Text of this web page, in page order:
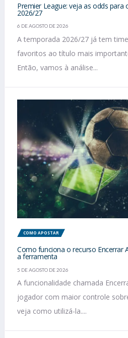
Premier League: veja as odds
2026/27
6 DE AGOSTO DE 2026
A temporada 2026/27 já tem
favoritos ao título mais
Então, vamos à análise...
COMO APOSTAR
Como funciona o recurso Encerrar
a ferramenta
5 DE AGOSTO DE 2026
A funcionalidade chamada
jogador com maior controle
veja como utilizá-la....